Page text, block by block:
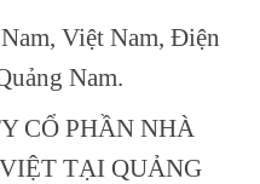
Việt Nam, Điện
Nam.
CỔ PHẦN NHÀ
TẠI QUẢNG